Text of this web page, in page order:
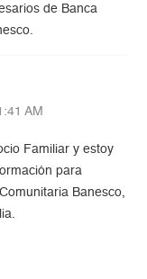
de Banca
AM
Familiar y estoy
para
Banesco,